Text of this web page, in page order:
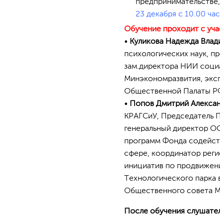
23 декабря с 10.00
Обучение проходит с
• Куликова Надежда
психологических наук,
зам.директора НИИ
Минэкономразвития,
Общественной Палаты
•
Попов Дмитрий
КРАГСиУ, Председатель
генеральный директор
программ Фонда
сфере, координатор
инициатив по
Технологического
Общественного совета
После обучения